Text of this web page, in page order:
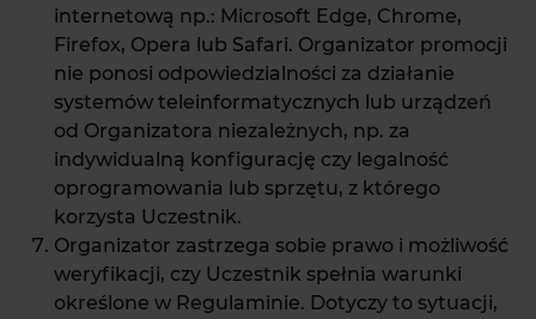
internetową np.: Microsoft Edge, Chrome,
Firefox, Opera lub Safari. Organizator promocji
nie ponosi odpowiedzialności za działanie
systemów teleinformatycznych lub urządzeń
od Organizatora niezależnych, np. za
indywidualną konfigurację czy legalność
oprogramowania lub sprzętu, z którego
korzysta Uczestnik.
Organizator zastrzega sobie prawo i możliwość
weryfikacji, czy Uczestnik spełnia warunki
określone w Regulaminie. Dotyczy to sytuacji,